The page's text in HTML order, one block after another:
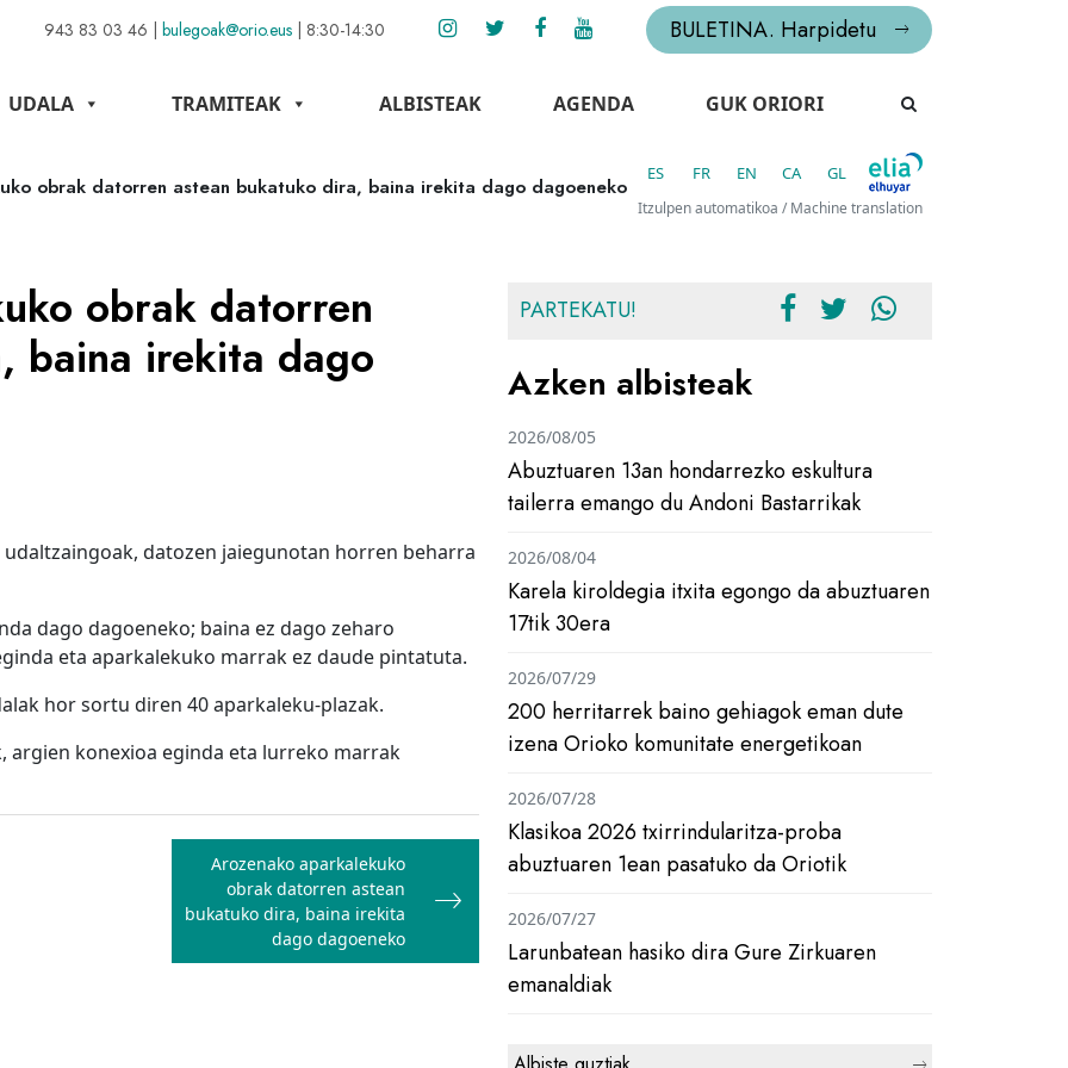
943 83 03 46 | bulegoak@orio.eus | 8:30-14:30 BULETINA. Harpidetu
UDALA TRAMITEAK ALBISTEAK AGENDA GUK ORIORI
obrak datorren astean bukatuko dira, baina irekita dago dagoeneko
ES FR EN CA GL
Itzulpen automatikoa / Machine translation
obrak datorren
baina irekita dago
datozen jaiegunotan horren beharra
dago dagoeneko; baina ez dago zeharo
eta aparkalekuko marrak ez daude pintatuta.
hor sortu diren 40 aparkaleku-plazak.
konexioa eginda eta lurreko marrak
Arozenako aparkalekuko
obrak datorren astean
bukatuko dira, baina irekita
dago dagoeneko
PARTEKATU!
Azken albisteak
Abuztuaren 13an hondarrezko eskultura
tailerra emango du Andoni Bastarrikak
2026/08/05
Karela kiroldegia itxita egongo da abuztuaren
17tik 30era
2026/08/04
200 herritarrek baino gehiagok eman dute
izena Orioko komunitate energetikoan
2026/07/29
Klasikoa 2026 txirrindularitza-proba
abuztuaren 1ean pasatuko da Oriotik
2026/07/28
Larunbatean hasiko dira Gure Zirkuaren
emanaldiak
2026/07/27